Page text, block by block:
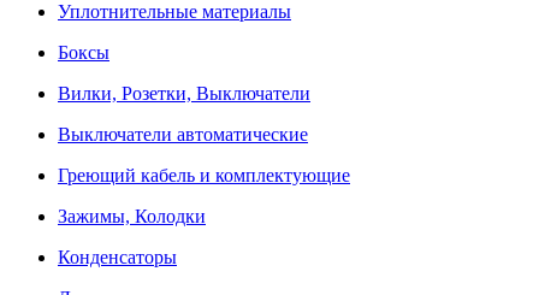
Уплотнительные материалы
Боксы
Вилки, Розетки, Выключатели
Выключатели автоматические
Греющий кабель и комплектующие
Зажимы, Колодки
Конденсаторы